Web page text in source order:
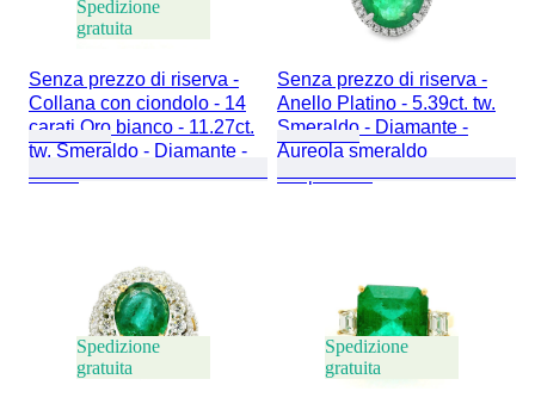
Spedizione
gratuita
Senza prezzo di riserva -
Collana con ciondolo - 14
carati Oro bianco - 11.27ct.
tw. Smeraldo - Diamante -
Ovale
Senza prezzo di riserva -
Anello Platino - 5.39ct. tw.
Smeraldo - Diamante -
Aureola smeraldo
trasparente
Spedizione
gratuita
Spedizione
gratuita